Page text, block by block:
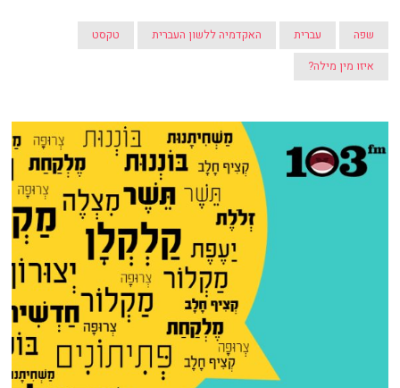
שפה עברית האקדמיה ללשון העברית
טקסט
איזו מין מילה?